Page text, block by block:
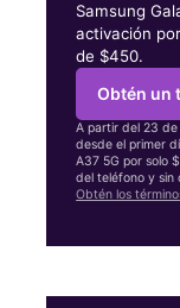
Samsung
activación
de $450.
Obtén un
A partir del 23
desde el primer
A37 5G por solo
del teléfono y sin
Obtén los